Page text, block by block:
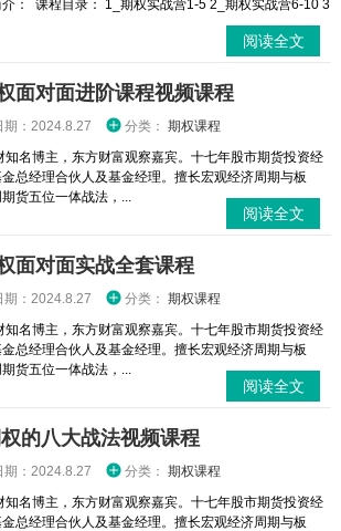
： 课程目录： 1_期权实战营1-5 2_期权实战营6-10 3
阅读全文
面对面进阶课程视频课程
期：2024.8.27 分类： 期权课程
知名博主，东方财富观察嘉宾。十七年股市期货投资经
总经理合伙人及基金经理。擅长宏观经济周期与板
货五位一体战法，...
阅读全文
面对面实战全套课程
期：2024.8.27 分类： 期权课程
知名博主，东方财富观察嘉宾。十七年股市期货投资经
总经理合伙人及基金经理。擅长宏观经济周期与板
货五位一体战法，...
阅读全文
的八大战法视频课程
期：2024.8.27 分类： 期权课程
知名博主，东方财富观察嘉宾。十七年股市期货投资经
总经理合伙人及基金经理。擅长宏观经济周期与板